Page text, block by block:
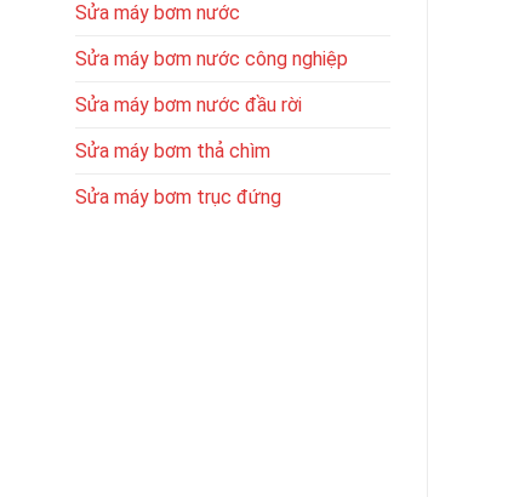
Sửa máy bơm nước
Sửa máy bơm nước công nghiệp
Sửa máy bơm nước đầu rời
Sửa máy bơm thả chìm
Sửa máy bơm trục đứng